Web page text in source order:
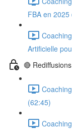
FBA en
Artificielle
🔴
(62:45)